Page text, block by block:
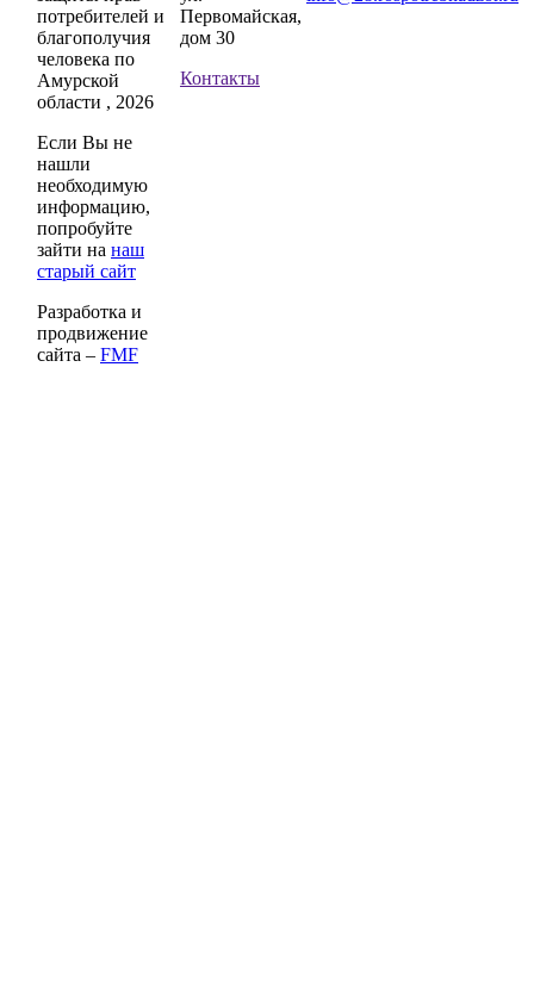
потребителей и
благополучия
человека по
Амурской
области , 2026
Если Вы не
нашли
необходимую
информацию,
попробуйте
зайти на наш
старый сайт
Разработка и
продвижение
сайта – FMF
Первомайская,
дом 30
Контакты